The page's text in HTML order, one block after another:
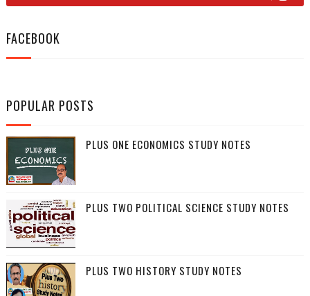
FACEBOOK
POPULAR POSTS
PLUS ONE ECONOMICS STUDY NOTES
PLUS TWO POLITICAL SCIENCE STUDY NOTES
PLUS TWO HISTORY STUDY NOTES